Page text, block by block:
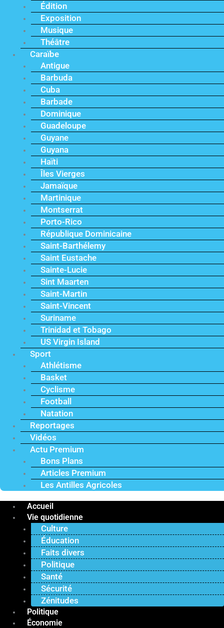
Édition
Exposition
Musique
Théâtre
Caraïbe
Antigue
Barbuda
Cuba
Barbade
Dominique
Guadeloupe
Guyane
Guyana
Haïti
Îles Vierges
Jamaïque
Martinique
Montserrat
Porto-Rico
République Dominicaine
Saint-Barthélemy
Saint Eustache
Sainte-Lucie
Sint Maarten
Saint-Martin
Saint-Vincent
Suriname
Trinidad et Tobago
US Virgin Island
Sport
Athlétisme
Basket
Cyclisme
Football
Natation
Reportages
Vidéos
Actu Premium
Bons Plans
Articles Premium
Les Antilles Agricoles
Accueil
Vie quotidienne
Culture
Éducation
Faits divers
Politique
Santé
Sécurité
Zénitudes
Politique
Économie